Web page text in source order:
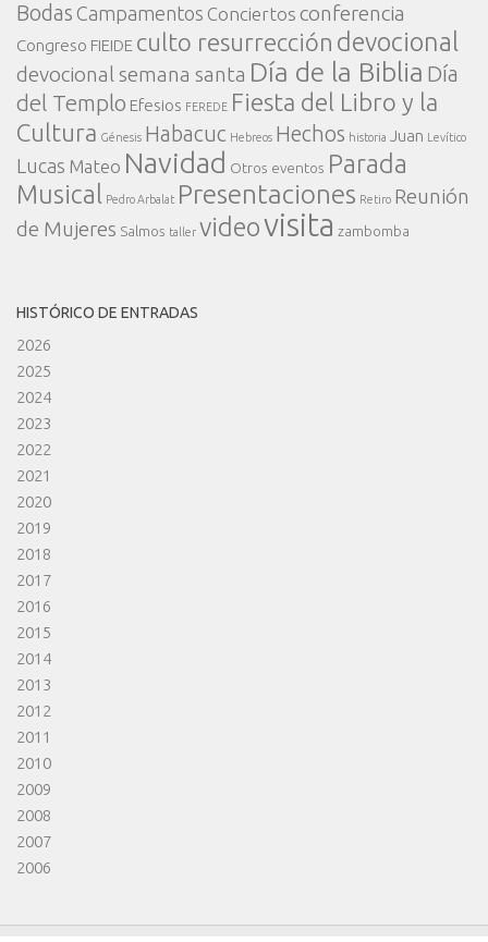
Bodas Campamentos Conciertos conferencia
Congreso FIEIDE culto resurrección devocional
devocional semana santa Día de la Biblia Día
del Templo Efesios FEREDE Fiesta del Libro y la
Cultura Génesis Habacuc Hebreos Hechos historia Juan Levítico
Lucas Mateo Navidad Otros eventos Parada
Musical
Pedro Arbalat Presentaciones Retiro Reunión
de Mujeres Salmos taller videovisita zambomba
HISTÓRICO DE ENTRADAS
2026
2025
2024
2023
2022
2021
2020
2019
2018
2017
2016
2015
2014
2013
2012
2011
2010
2009
2008
2007
2006